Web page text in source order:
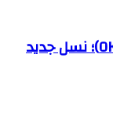
معرفی کرکره فولادی اوکر (OKER)؛ نسل جدید